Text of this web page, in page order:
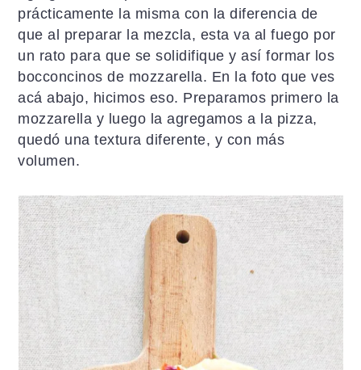
prácticamente la misma con la diferencia de
que al preparar la mezcla, esta va al fuego por
un rato para que se solidifique y así formar los
bocconcinos de mozzarella. En la foto que ves
acá abajo, hicimos eso. Preparamos primero la
mozzarella y luego la agregamos a la pizza,
quedó una textura diferente, y con más
volumen.